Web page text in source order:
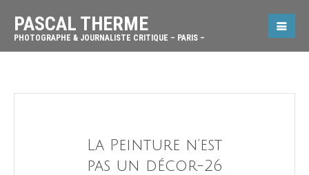
PASCAL THERME
PHOTOGRAPHE & JOURNALISTE CRITIQUE – PARIS –
La Peinture n’est
pas un décor-26